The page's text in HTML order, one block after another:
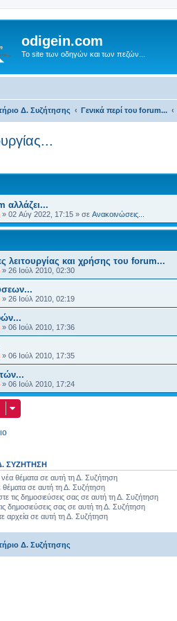
odigein.com
Το site των οδηγών και των πεζών...
Δ. Συζήτησης Γενικά περί του forum...
αλλάζει...
» 02 Αύγ 2022, 17:15 » σε Ανακοινώσεις...
λειτουργίας και χρήσης του forum...
» 26 Ιούλ 2010, 02:30
» 26 Ιούλ 2010, 02:19
» 06 Ιούλ 2010, 17:36
» 06 Ιούλ 2010, 17:35
» 06 Ιούλ 2010, 17:24
ΣΥΖΉΤΗΣΗ
νέα θέματα σε αυτή τη Δ. Συζήτηση
σε αυτή τη Δ. Συζήτηση
τις δημοσιεύσεις σας σε αυτή τη Δ. Συζήτηση
δημοσιεύσεις σας σε αυτή τη Δ. Συζήτηση
αρχεία σε αυτή τη Δ. Συζήτηση
Δ. Συζήτησης